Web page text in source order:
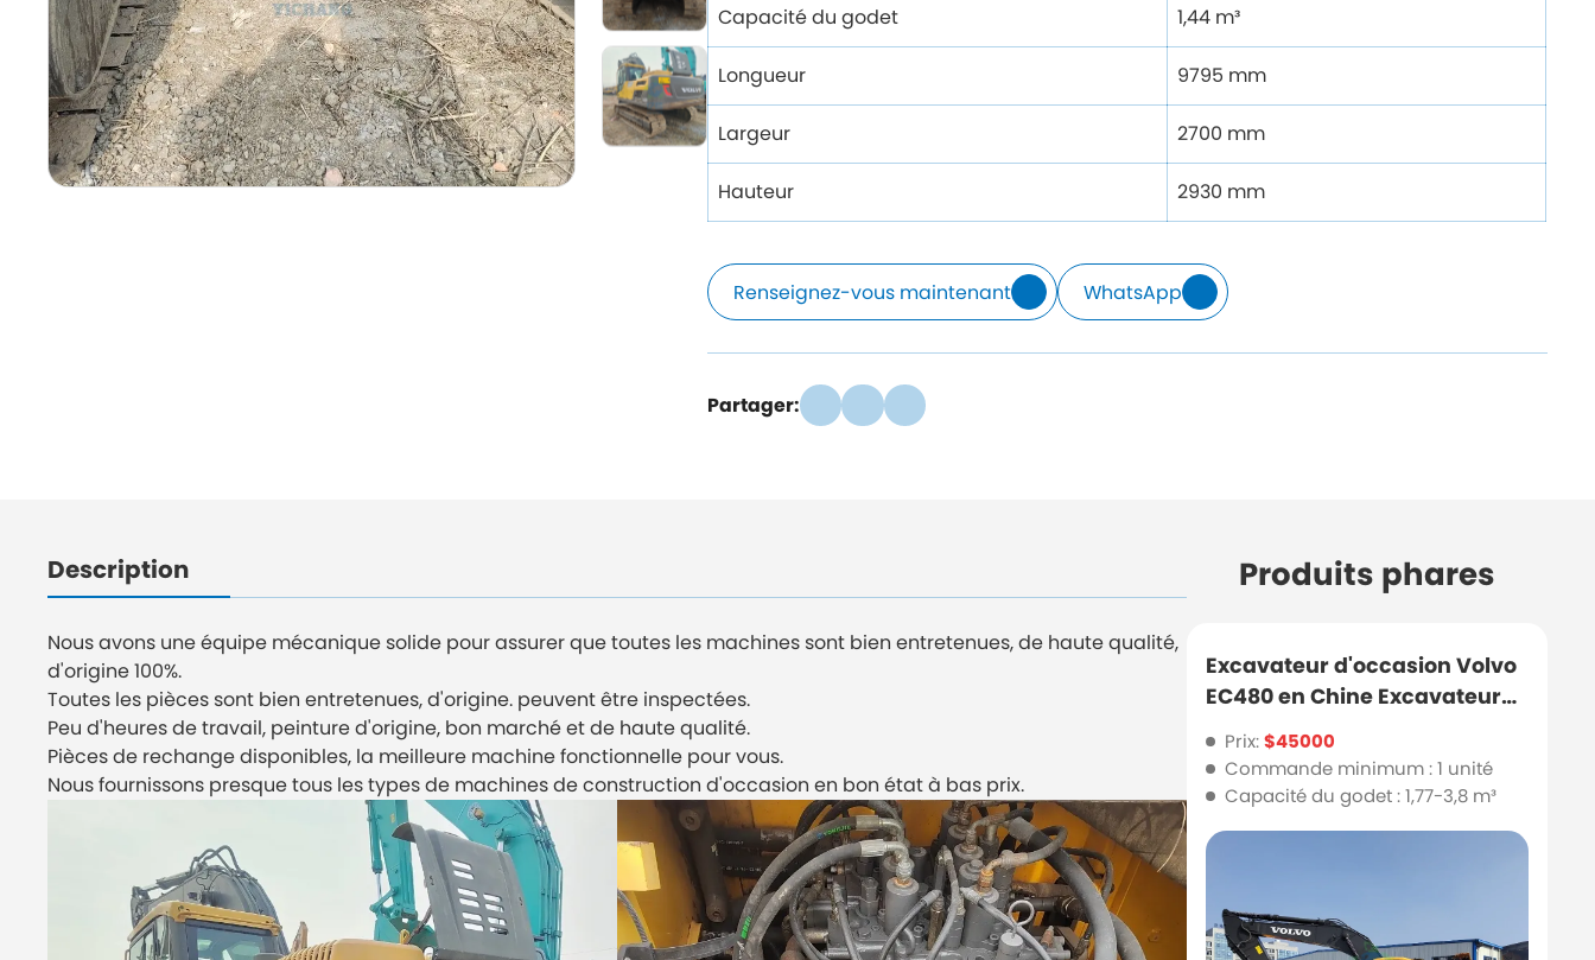
Capacité du godet 1,44 m³
Longueur 9795 mm
Largeur 2700 mm
Hauteur 2930 mm
Renseignez-vous maintenant WhatsApp
Partager:
Description
Nous avons une équipe mécanique solide pour assurer que toutes les machines sont bien entretenues, de haute qualité,
d'origine 100%.
Toutes les pièces sont bien entretenues, d'origine. peuvent être inspectées.
Peu d'heures de travail, peinture d'origine, bon marché et de haute qualité.
Pièces de rechange disponibles, la meilleure machine fonctionnelle pour vous.
Nous fournissons presque tous les types de machines de construction d'occasion en bon état à bas prix.
Produits phares
Excavateur d'occasion Volvo
EC480 en Chine Excavateur
d'occasion
Prix:$45000
Commande minimum : 1 unité
Capacité du godet : 1,77-3,8 m³